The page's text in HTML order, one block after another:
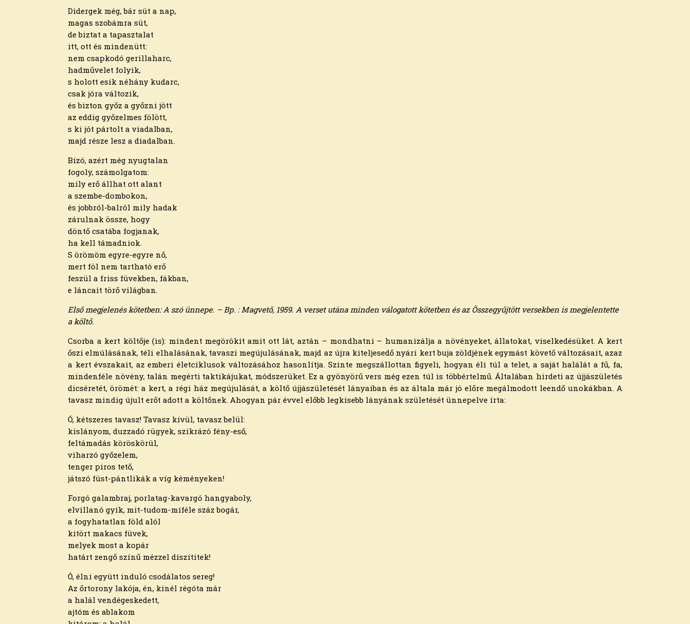
Didergek még, bár süt a nap,
magas szobámra süt,
de biztat a tapasztalat
itt, ott és mindenütt:
nem csapkodó gerillaharc,
hadművelet folyik,
s holott esik néhány kudarc,
csak jóra változik,
és bizton győz a győzni jött
az eddig győzelmes fölött,
s ki jót pártolt a viadalban,
majd része lesz a diadalban.
Bízó, azért még nyugtalan
fogoly, számolgatom:
mily erő állhat ott alant
a szembe-dombokon,
és jobbról-balról mily hadak
zárulnak össze, hogy
döntő csatába fogjanak,
ha kell támadniok.
S örömöm egyre-egyre nő,
mert föl nem tartható erő
feszül a friss füvekben, fákban,
e láncait törő világban.
Első megjelenés kötetben: A szó ünnepe. – Bp. : Magvető, 1959. A verset utána minden válogatott kötetben és az Összegyűjtött versekben is megjelentette
a költő.
Csorba a kert költője (is): mindent megörökít amit ott lát, aztán – mondhatni – humanizálja a növényeket, állatokat, viselkedésüket. A kert
őszi elmúlásának, téli elhalásának, tavaszi megújulásának, majd az újra kiteljesedő nyári kert buja zöldjének egymást követő változásait, azaz
a kert évszakait, az emberi életciklusok változásához hasonlítja. Szinte megszállottan figyeli, hogyan éli túl a telet, a saját halálát a fű, fa,
mindenféle növény, talán megérti taktikájukat, módszerüket. Ez a gyönyörű vers még ezen túl is többértelmű. Általában hirdeti az újjászületés
dicséretét, örömét: a kert, a régi ház megújulását, a költő újjászületését lányaiban és az általa már jó előre megálmodott leendő unokákban. A
tavasz mindig újult erőt adott a költőnek. Ahogyan pár évvel előbb legkisebb lányának születését ünnepelve írta:
Ó, kétszeres tavasz! Tavasz kívül, tavasz belül:
kislányom, duzzadó rügyek, szikrázó fény-eső,
feltámadás köröskörül,
viharzó győzelem,
tenger piros tető,
játszó füst-pántlikák a víg kéményeken!
Forgó galambraj, porlatag-kavargó hangyaboly,
elvillanó gyík, mit-tudom-miféle száz bogár,
a fogyhatatlan föld alól
kitört makacs füvek,
melyek most a kopár
határt zengő színű mézzel díszítitek!
Ó, élni együtt induló csodálatos sereg!
Az őrtorony lakója, én, kinél régóta már
a halál vendégeskedett,
ajtóm és ablakom
2025. szeptember
2025. augusztus
2025. július
2025. június
2025. május
2025. április
2025. március
2025. február
2025. január
2024. december
2024. november
2024. október
2024. szeptember
2024. augusztus
2024. július
2024. június
2024. május
2024. április
2024. március
2024. február
2024. január
2023. december
2023. november
2023. október
2023. szeptember
2023. július
2023. június
2023. május
2023. április
2023. március
2023. február
2023. január
2022. december
2022. november
2022. október
2022. augusztus
2022. július
2022. június
2022. május
2022. április
2022. február
2022. január
2021. december
2021. november
2021. október
2021. szeptember
2021. augusztus
2021. július
2021. június
2021. május
2021. április